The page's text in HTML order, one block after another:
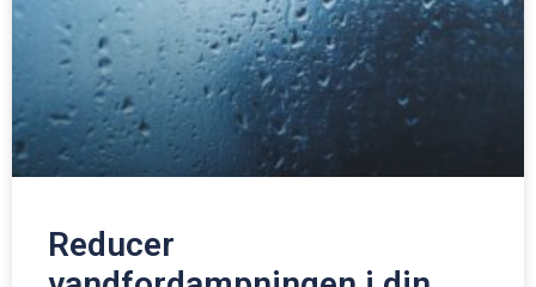
Reducer